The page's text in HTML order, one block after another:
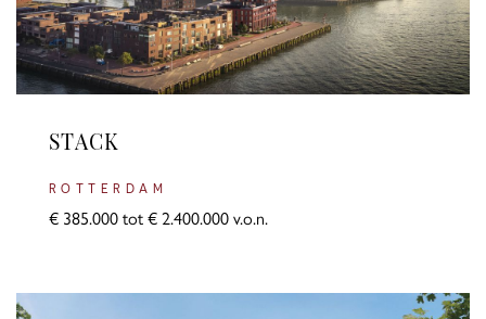
STACK
ROTTERDAM
€ 385.000 tot € 2.400.000 v.o.n.